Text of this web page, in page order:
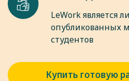
LeWork является
опубликованных
студентов
Купить готовую